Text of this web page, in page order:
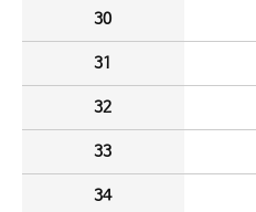
30
31
32
33
34